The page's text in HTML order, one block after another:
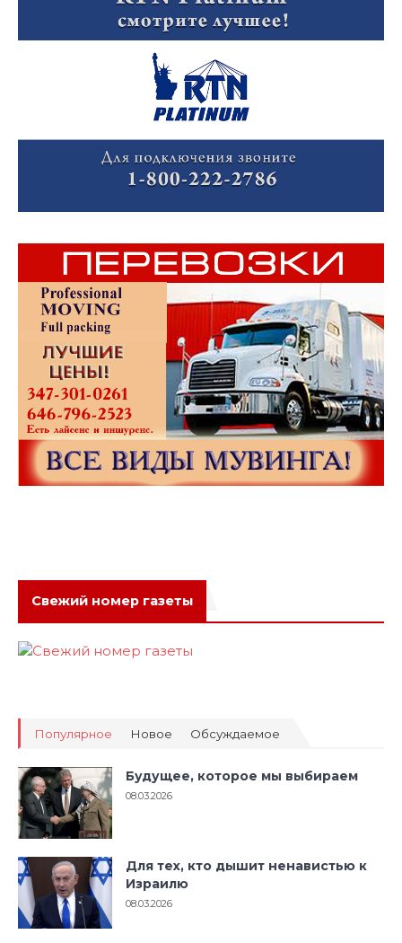
Свежий номер газеты
Популярное Новое Обсуждаемое
Будущее, которое мы выбираем
08.03.2026
Для тех, кто дышит ненавистью к
Израилю
08.03.2026